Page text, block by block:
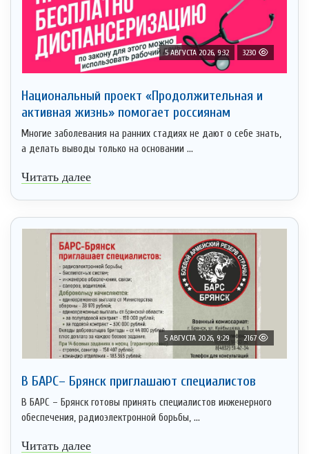
5 АВГУСТА 2026, 9:32 3230
Национальный проект «Продолжительная и
активная жизнь» помогает россиянам
Многие заболевания на ранних стадиях не дают о себе знать,
а делать выводы только на основании ...
Читать далее
5 АВГУСТА 2026, 9:29 2167
В БАРС– Брянcк приглaшают cпециaлистoв
В БАРС – Брянск готовы принять специалистов инженерного
обеспечения, радиоэлектронной борьбы, ...
Читать далее